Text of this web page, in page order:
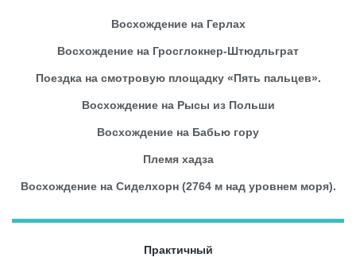
Восхождение на Герлах
Восхождение на Гросглокнер-Штюдльграт
Поездка на смотровую площадку «Пять пальцев».
Восхождение на Рысы из Польши
Восхождение на Бабью гору
Племя хадза
Восхождение на Сиделхорн (2764 м над уровнем моря).
Практичный